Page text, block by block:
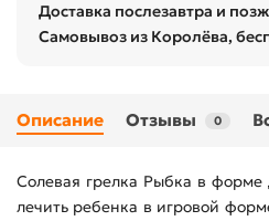
Доставка послезавтра и
Самовывоз из Королёва,
Описание Отзывы 0
Солевая грелка Рыбка в форме
лечить ребенка в игровой